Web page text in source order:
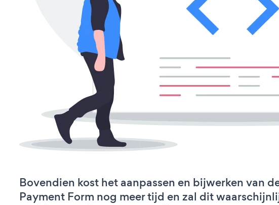
Bovendien kost het aanpassen en bijwerken van
Payment Form nog meer tijd en zal dit